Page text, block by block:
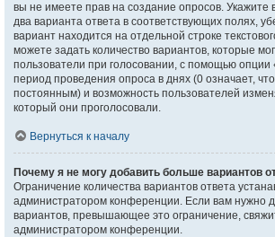
вы не имеете прав на создание опросов. Укажите
два варианта ответа в соответствующих полях,
вариант находится на отдельной строке
можете задать количество вариантов, которые
пользователи при голосовании, с помощью опции
период проведения опроса в днях (0 означает,
постоянным) и возможность пользователей
который они проголосовали.
Вернуться к началу
Почему я не могу добавить больше вариантов
Ограничение количества вариантов ответа
администратором конференции. Если вам нужно
вариантов, превышающее это ограничение,
администратором конференции.